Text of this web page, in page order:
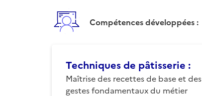
Compétences développées :
Techniques de pâtisserie :
Maîtrise des recettes de base et des
gestes fondamentaux du métier